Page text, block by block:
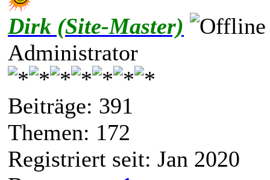
Dirk (Site-Master)
Administrator
Beiträge: 391
Themen: 172
Registriert seit: Jan 2020